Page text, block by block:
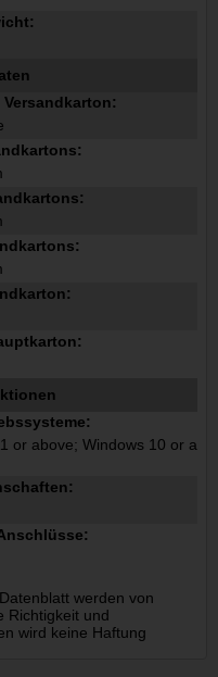
or above; Windows 10 or a
werden von
Richtigkeit und
wird keine Haftung